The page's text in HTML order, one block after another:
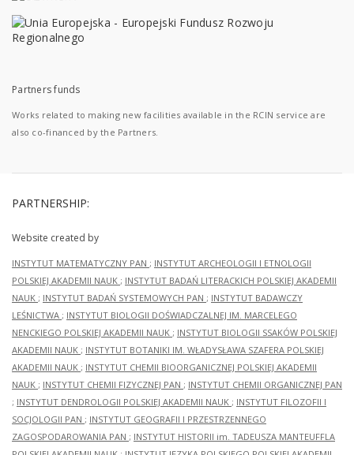
Partners funds
Works related to making new facilities available in the RCIN service are
also co-financed by the Partners.
PARTNERSHIP:
Website created by
INSTYTUT MATEMATYCZNY PAN ; INSTYTUT ARCHEOLOGII I ETNOLOGII
POLSKIEJ AKADEMII NAUK ; INSTYTUT BADAŃ LITERACKICH POLSKIEJ AKADEMII
NAUK ; INSTYTUT BADAŃ SYSTEMOWYCH PAN ; INSTYTUT BADAWCZY
LEŚNICTWA ; INSTYTUT BIOLOGII DOŚWIADCZALNEJ IM. MARCELEGO
NENCKIEGO POLSKIEJ AKADEMII NAUK ; INSTYTUT BIOLOGII SSAKÓW POLSKIEJ
AKADEMII NAUK ; INSTYTUT BOTANIKI IM. WŁADYSŁAWA SZAFERA POLSKIEJ
AKADEMII NAUK ; INSTYTUT CHEMII BIOORGANICZNEJ POLSKIEJ AKADEMII
NAUK ; INSTYTUT CHEMII FIZYCZNEJ PAN ; INSTYTUT CHEMII ORGANICZNEJ PAN
; INSTYTUT DENDROLOGII POLSKIEJ AKADEMII NAUK ; INSTYTUT FILOZOFII I
SOCJOLOGII PAN ; INSTYTUT GEOGRAFII I PRZESTRZENNEGO
ZAGOSPODAROWANIA PAN ; INSTYTUT HISTORII im. TADEUSZA MANTEUFFLA